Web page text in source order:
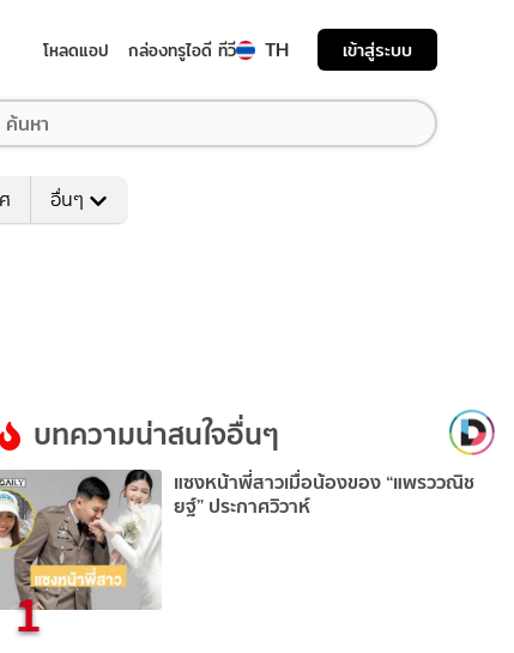
โหลดแอป กล่องทรูไอดี ทีวี TH เข้าสู่ระบบ
อื่นๆ
บทความน่าสนใจอื่นๆ
1
แซงหน้าพี่สาวเมื่อน้องของ “แพรววณิช
ยฐ์” ประกาศวิวาห์